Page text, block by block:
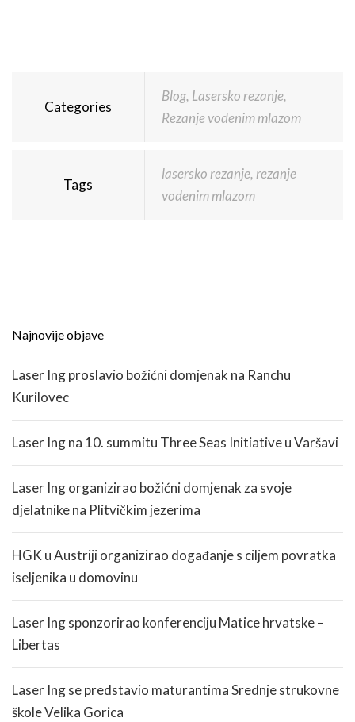
Categories
Blog, Lasersko rezanje,
Rezanje vodenim mlazom
Tags
lasersko rezanje, rezanje
vodenim mlazom
Najnovije objave
Laser Ing proslavio božićni domjenak na Ranchu
Kurilovec
Laser Ing na 10. summitu Three Seas Initiative u Varšavi
Laser Ing organizirao božićni domjenak za svoje
djelatnike na Plitvičkim jezerima
HGK u Austriji organizirao događanje s ciljem povratka
iseljenika u domovinu
Laser Ing sponzorirao konferenciju Matice hrvatske –
Libertas
Laser Ing se predstavio maturantima Srednje strukovne
škole Velika Gorica